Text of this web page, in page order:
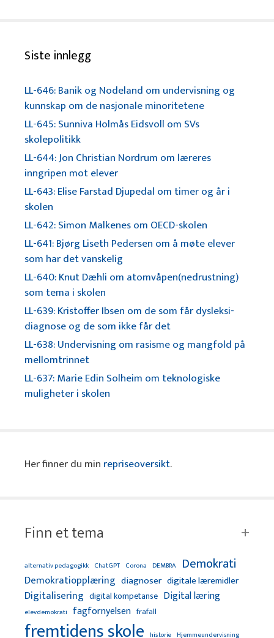
Siste innlegg
LL-646: Banik og Nodeland om undervisning og
kunnskap om de nasjonale minoritetene
LL-645: Sunniva Holmås Eidsvoll om SVs
skolepolitikk
LL-644: Jon Christian Nordrum om læreres
inngripen mot elever
LL-643: Elise Farstad Djupedal om timer og år i
skolen
LL-642: Simon Malkenes om OECD-skolen
LL-641: Bjørg Liseth Pedersen om å møte elever
som har det vanskelig
LL-640: Knut Dæhli om atomvåpen(nedrustning)
som tema i skolen
LL-639: Kristoffer Ibsen om de som får dysleksi-
diagnose og de som ikke får det
LL-638: Undervisning om rasisme og mangfold på
mellomtrinnet
LL-637: Marie Edin Solheim om teknologiske
muligheter i skolen
Her finner du min repriseoversikt.
Finn et tema
alternativ pedagogikk ChatGPT Corona DEMBRA Demokrati
Demokratiopplæring diagnoser digitale læremidler
Digitalisering digital kompetanse Digital læring
elevdemokrati fagfornyelsen frafall
fremtidens skole historie Hjemmeundervisning